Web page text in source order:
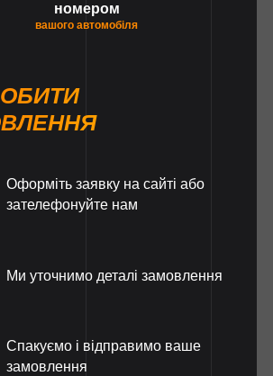
номером
вашого автомобіля
Оформіть заявку на сайті або
зателефонуйте нам
Ми уточнимо деталі замовлення
Спакуємо і відправимо ваше
замовлення